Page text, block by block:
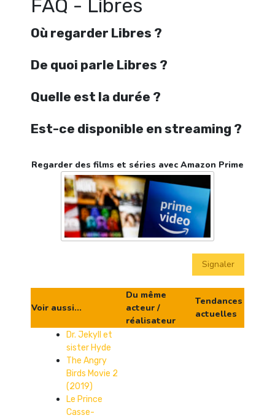
FAQ - Libres
Où regarder Libres ?
De quoi parle Libres ?
Quelle est la durée ?
Est-ce disponible en streaming ?
Regarder des films et séries avec Amazon Prime
Signaler
Voir aussi...
Du même
acteur /
réalisateur
Tendances
actuelles
Dr. Jekyll et
sister Hyde
The Angry
Birds Movie 2
(2019)
Le Prince
Casse-